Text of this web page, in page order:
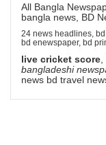
All Bangla
bangla news, BD
24 news headlines,
bd enewspaper, bd
live cricket score
bangladeshi
news bd travel